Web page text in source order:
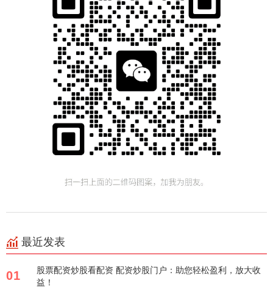
最近发表
01
股票配资炒股看配资 配资炒股门户：助您轻松盈利，放大收
益！